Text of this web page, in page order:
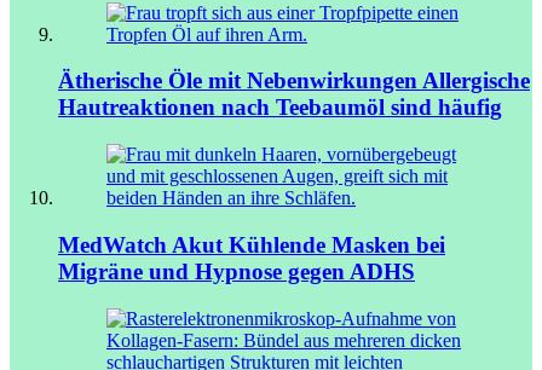
Ätherische Öle mit NebenwirkungenAllergische
Hautreaktionen nach Teebaumöl sind häufig
MedWatch Akut Kühlende Masken bei
Migräne und Hypnose gegen ADHS